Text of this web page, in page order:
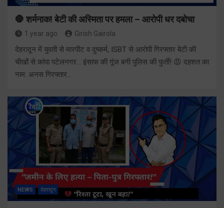
🛑 शर्मनाक! बेटी की अस्मिता पर हमला – आरोपी धर दबोचा
1 year ago Girish Gairola
देहरादून में युवती से मारपीट व दुष्कर्म, ISBT से आरोपी गिरफ्तार बेटी की
चीखों से कांपा पटेलनगर… इंसाफ की गूंज बनी पुलिस की फुर्ती! 😡 दहशत का
नाम: अनस गिरफ्तार…
NEWS देहरादून